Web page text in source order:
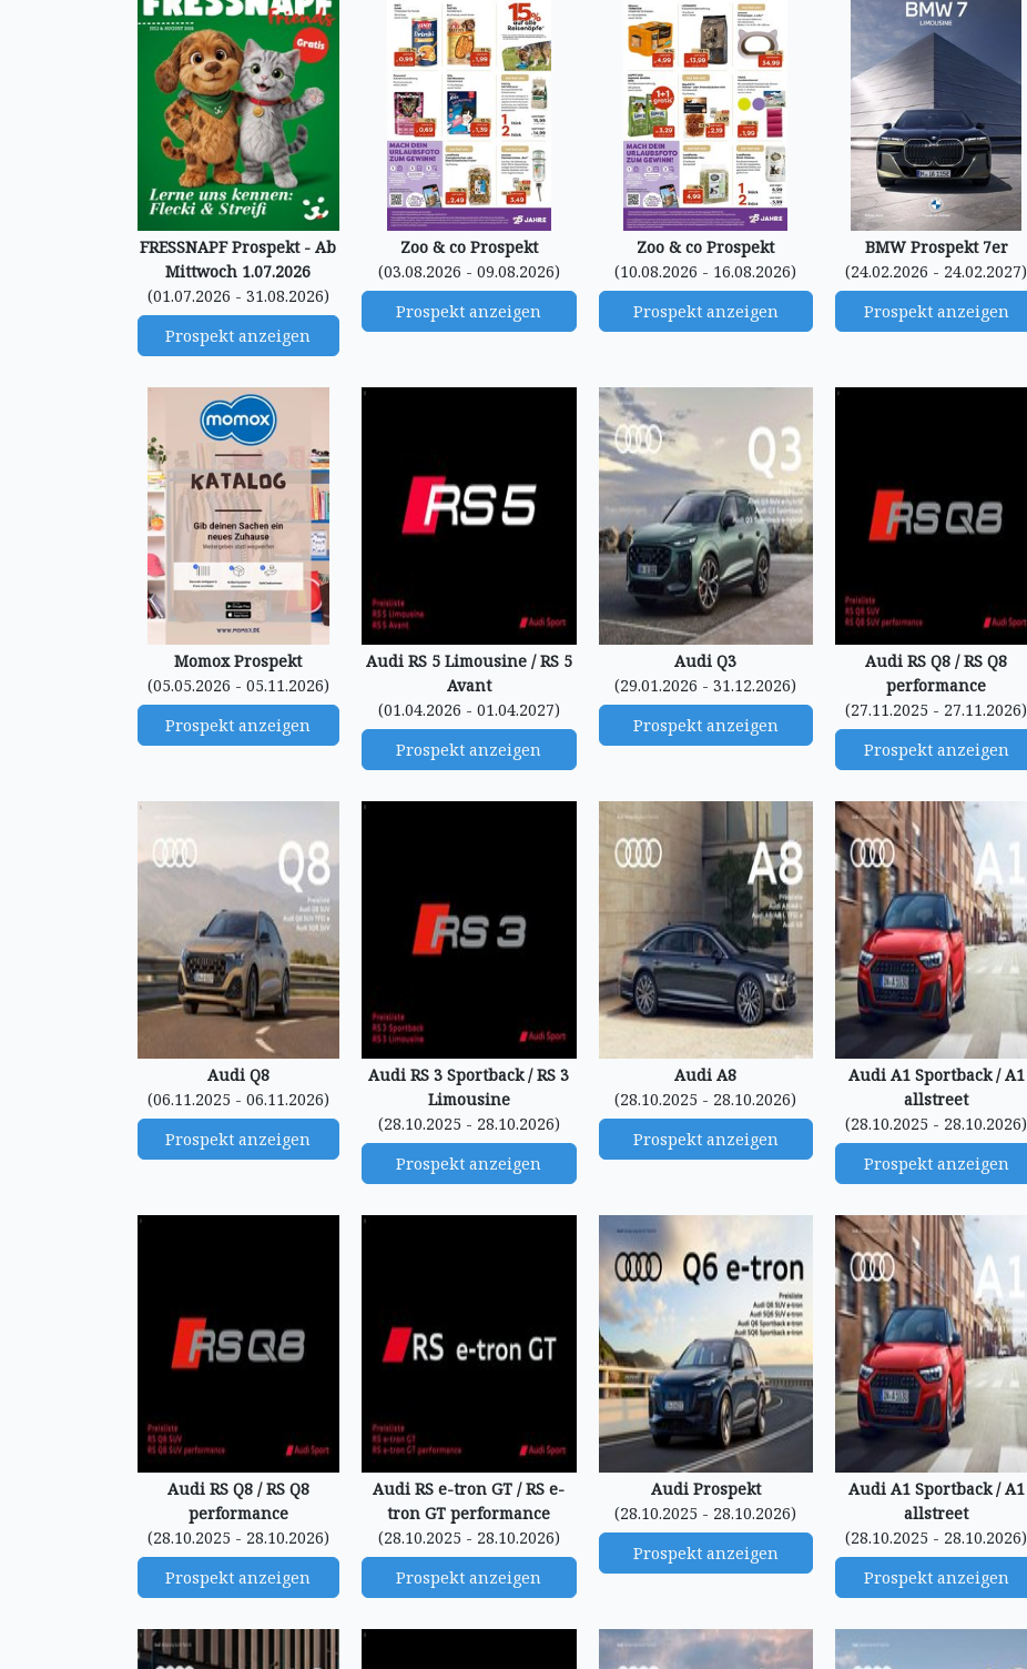
FRESSNAPF Prospekt - Ab
Mittwoch 1.07.2026
(01.07.2026 - 31.08.2026)
Prospekt anzeigen
Zoo & co Prospekt
(03.08.2026 - 09.08.2026)
Prospekt anzeigen
Zoo & co Prospekt
(10.08.2026 - 16.08.2026)
Prospekt anzeigen
BMW Prospekt 7er
(24.02.2026 - 24.02.2027)
Prospekt anzeigen
Momox Prospekt
(05.05.2026 - 05.11.2026)
Prospekt anzeigen
Audi RS 5 Limousine / RS 5
Avant
(01.04.2026 - 01.04.2027)
Prospekt anzeigen
Audi Q3
(29.01.2026 - 31.12.2026)
Prospekt anzeigen
Audi RS Q8 / RS Q8
performance
(27.11.2025 - 27.11.2026)
Prospekt anzeigen
Audi Q8
(06.11.2025 - 06.11.2026)
Prospekt anzeigen
Audi RS 3 Sportback / RS 3
Limousine
(28.10.2025 - 28.10.2026)
Prospekt anzeigen
Audi A8
(28.10.2025 - 28.10.2026)
Prospekt anzeigen
Audi A1 Sportback / A1
allstreet
(28.10.2025 - 28.10.2026)
Prospekt anzeigen
Audi RS Q8 / RS Q8
performance
(28.10.2025 - 28.10.2026)
Prospekt anzeigen
Audi RS e-tron GT / RS e-
tron GT performance
(28.10.2025 - 28.10.2026)
Prospekt anzeigen
Audi Prospekt
(28.10.2025 - 28.10.2026)
Prospekt anzeigen
Audi A1 Sportback / A1
allstreet
(28.10.2025 - 28.10.2026)
Prospekt anzeigen